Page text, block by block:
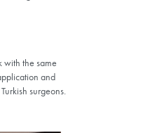
Durchschnittliche Kosten: